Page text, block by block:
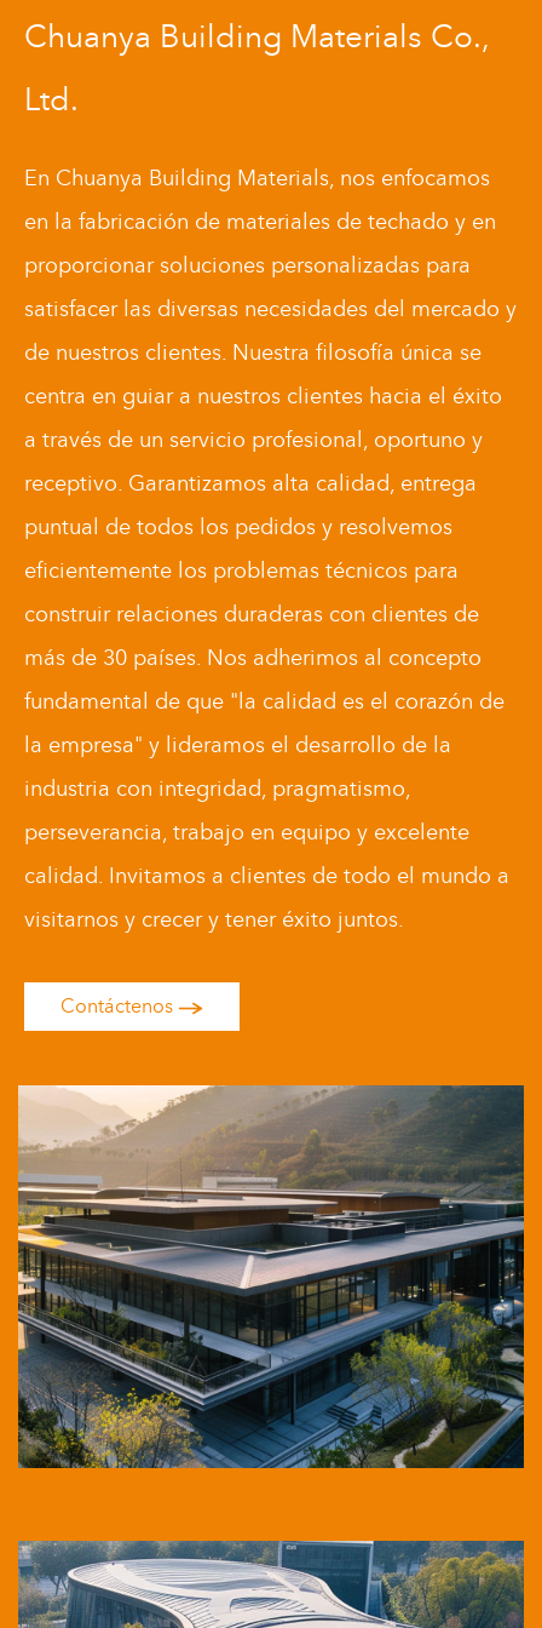
Chuanya Building Materials Co.,
Ltd.
En Chuanya Building Materials, nos enfocamos
en la fabricación de materiales de techado y en
proporcionar soluciones personalizadas para
satisfacer las diversas necesidades del mercado y
de nuestros clientes. Nuestra filosofía única se
centra en guiar a nuestros clientes hacia el éxito
a través de un servicio profesional, oportuno y
receptivo. Garantizamos alta calidad, entrega
puntual de todos los pedidos y resolvemos
eficientemente los problemas técnicos para
construir relaciones duraderas con clientes de
más de 30 países. Nos adherimos al concepto
fundamental de que "la calidad es el corazón de
la empresa" y lideramos el desarrollo de la
industria con integridad, pragmatismo,
perseverancia, trabajo en equipo y excelente
calidad. Invitamos a clientes de todo el mundo a
visitarnos y crecer y tener éxito juntos.
Contáctenos
20 Jul
2026
Techador de tejas: ideas prácticas para un
El papel de un techador de tejas ha cambiado de manera
silenciosa pero significativa. Un tejado ya no s...